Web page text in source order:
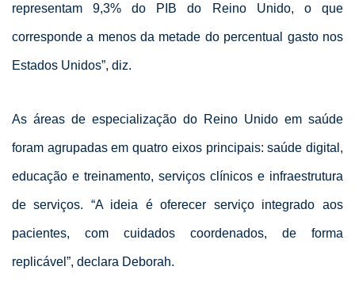
representam 9,3% do PIB do Reino Unido, o que
corresponde a menos da metade do percentual gasto nos
Estados Unidos”, diz.
As áreas de especialização do Reino Unido em saúde
foram agrupadas em quatro eixos principais: saúde digital,
educação e treinamento, serviços clínicos e infraestrutura
de serviços. “A ideia é oferecer serviço integrado aos
pacientes, com cuidados coordenados, de forma
replicável”, declara Deborah.